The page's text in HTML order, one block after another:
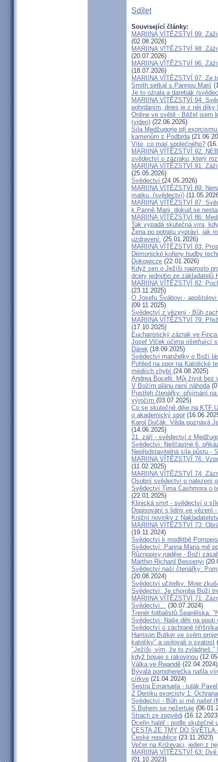
Sdílet
Související články:
MARIINA VÍTĚZSTVÍ 99:
(02.08.2026)
MARIINA VÍTĚZSTVÍ 98:
(20.07.2026)
MARIINA VÍTĚZSTVÍ 96:
(18.07.2026)
MARIINA VÍTĚZSTVÍ 97: Ze
Smith setkal s Pannou Marií
Je to ožrala a darebák
MARIINA VÍTĚZSTVÍ 94:
pohrdáním, dnes je z něj
Online ve světě - Běžel jsem
(video) (22.06.2026)
Síla Medžugorje při
kamenům z Podbrda
Víte, co mají společného?
MARIINA VÍTĚZSTVÍ 92:
svědectví o zázraku, který
MARIINA VÍTĚZSTVÍ 91:
(25.05.2026)
Svědectví (24.05.2026)
MARIINA VÍTĚZSTVÍ 89:
matku. (svědectví)
MARIINA VÍTĚZSTVÍ 87:
k Panně Marii, dokud se
MARIINA VÍTĚZSTVÍ 86:
Tak vypadá skutečná víra,
Žena po potratu vypráví, jak
uzdravení. (25.01.2026)
MARIINA VÍTĚZSTVÍ 83:
Démonické kořeny hudby
Dokowicze (22.01.2026)
Když sen o Ježíši naprosto
dcery jednoho ze zakladatelů
MARIINA VÍTĚZSTVÍ 82:
(23.11.2025)
O Josefu Švábovi -
(09.11.2025)
Svědectví z vězení - Bůh
MARIINA VÍTĚZSTVÍ 79:
(17.10.2025)
Eucharistický zázrak ve
Josef Vlček očima ošetřující
Dárek (18.09.2025)
Svědectví manželky o Boží
Pohled na spor na Katolické
médiích chybí (24.08.2025)
Andrea Bocelli: Můj život
V Božím plánu není náhoda
Postřeh čtenářky: přijímání
výročím (03.07.2025)
Co se skutečně děje na KTF
o akademický spor
Karol Dučák: Věda poznává
(14.06.2025)
21. září - svědectví z
Svědectví: Nešťastné 6.
Nepředstavitelná síla půstu -
MARIINA VÍTĚZSTVÍ 76:
(11.02.2025)
MARIINA VÍTĚZSTVÍ 74:
Osobní svědectví o nalezení
Svědectví Tima Cashmora o
(22.01.2025)
Klinická smrt - svědectví o
Dopisování s lidmi ve vězení
Knižní novinky z
MARIINA VÍTĚZSTVÍ 73:
(19.11.2024)
Svědectví k modlitbě
Svědectví: Panna Maria mě
Různopisy naděje - Boží
Marthin Richard Bessenyi
Svědectví naší čtenářky:
(20.08.2024)
Svědectví učitelky: Moje
Svědectví: Je choroba Boží
MARIINA VÍTĚZSTVÍ 71:
Svědectví... (30.07.2024)
Trenér fotbalistů Španělska:
Svědectví: Naše děti na pouti
Svědectví o záchraně
Harrison Butker ve svém
katolíky" a usilovali o svatost
"Ježíši, vím, že to zvládneš."
když bojuje s rakovinou
Válka ve Rwandě (22.04.2024)
Bývalá pornoherečka našla
církve (21.04.2024)
Sestra Emanuela - tulák
Z Deníku exorcisty 1:
Svědectví - Bůh si mě našel
S Bohem se nežertuje
Strach ze zpovědi
Dceřin haléř - podle skutečné
CESTA ZE TMY DO
České republice (23.11.2023)
Večer na Križevaci, jeden z
MARIINA VÍTĚZSTVÍ 63:
(01.10.2023)